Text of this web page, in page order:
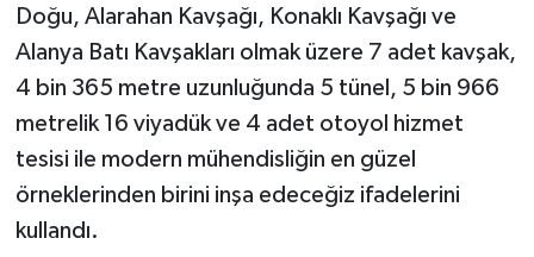
Doğu, Alarahan Kavşağı, Konaklı Kavşağı ve
Alanya Batı Kavşakları olmak üzere 7 adet kavşak,
4 bin 365 metre uzunluğunda 5 tünel, 5 bin 966
metrelik 16 viyadük ve 4 adet otoyol hizmet
tesisi ile modern mühendisliğin en güzel
örneklerinden birini inşa edeceğiz ifadelerini
kullandı.